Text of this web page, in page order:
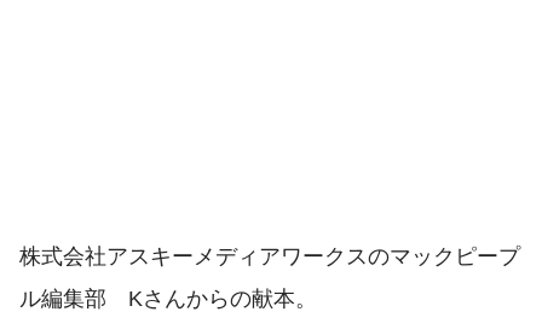
株式会社アスキーメディアワークスのマックピープ
ル編集部 Kさんからの献本。